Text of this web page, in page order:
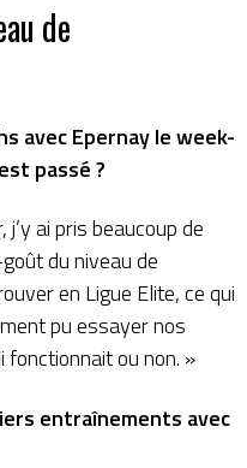
de
avec Epernay le week-
passé ?
ai pris beaucoup de
du niveau de
en Ligue Elite, ce qui
pu essayer nos
ou non. »
entraînements avec